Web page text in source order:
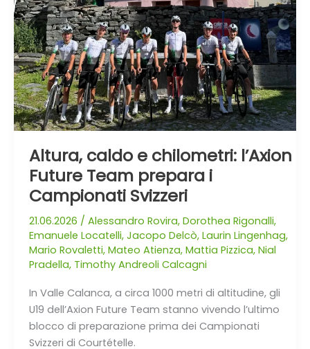
Altura, caldo e chilometri: l’Axion
Future Team prepara i
Campionati Svizzeri
21.06.2026 / Alessandro Rovira, Dorothea Rigonalli,
Emanuele Locatelli, Jacopo Delcò, Laurin Lingenhag,
Mario Rovaletti, Mateo Atienza, Mattia Pizzica, Nial
Pradella, Timothy Andreoli Calcagni
In Valle Calanca, a circa 1000 metri di altitudine, gli
U19 dell’Axion Future Team stanno vivendo l’ultimo
blocco di preparazione prima dei Campionati
Svizzeri di Courtételle.
chilometri:
l’Axion
Future
Team
prepara
i
Campionati
Svizzeri